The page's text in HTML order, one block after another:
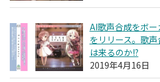
AI歌声合成をボ
をリリース。歌
は来るのか!?
2019年4月16日